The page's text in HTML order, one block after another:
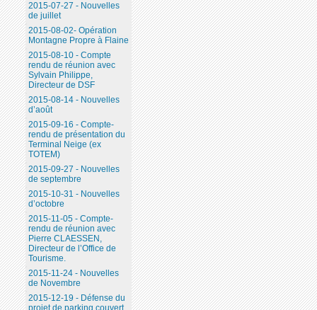
2015-07-27 - Nouvelles
de juillet
2015-08-02- Opération
Montagne Propre à Flaine
2015-08-10 - Compte
rendu de réunion avec
Sylvain Philippe,
Directeur de DSF
2015-08-14 - Nouvelles
d’août
2015-09-16 - Compte-
rendu de présentation du
Terminal Neige (ex
TOTEM)
2015-09-27 - Nouvelles
de septembre
2015-10-31 - Nouvelles
d’octobre
2015-11-05 - Compte-
rendu de réunion avec
Pierre CLAESSEN,
Directeur de l’Office de
Tourisme.
2015-11-24 - Nouvelles
de Novembre
2015-12-19 - Défense du